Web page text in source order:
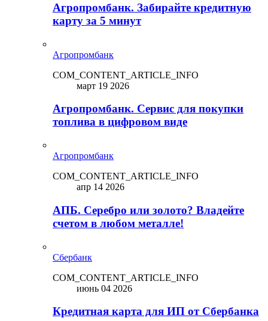
Агропромбанк. Забирайте кредитную
карту за 5 минут
Агропромбанк
COM_CONTENT_ARTICLE_INFO
март 19 2026
Агропромбанк. Сервис для покупки
топлива в цифровом виде
Агропромбанк
COM_CONTENT_ARTICLE_INFO
апр 14 2026
АПБ. Серебро или золото? Владейте
счетом в любом металле!
Сбербанк
COM_CONTENT_ARTICLE_INFO
июнь 04 2026
Кредитная карта для ИП от Сбербанка